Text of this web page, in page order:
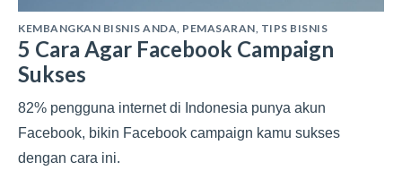
KEMBANGKAN BISNIS ANDA, PEMASARAN, TIPS BISNIS
5 Cara Agar Facebook Campaign
Sukses
82% pengguna internet di Indonesia punya akun
Facebook, bikin Facebook campaign kamu sukses
dengan cara ini.